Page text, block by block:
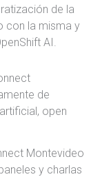
de la
con la misma y
AI.
Montevideo
y charlas